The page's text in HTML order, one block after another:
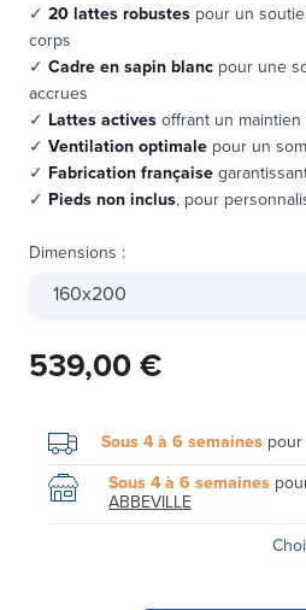
✓ 20 lattes robustes pour un
corps
✓ Cadre en sapin blanc pour une
accrues
✓ Lattes activesoffrant un
✓ Ventilation optimale pour un
✓ Fabrication française
✓ Pieds non inclus, pour
Dimensions :
160x200
539,00 €
Sous 4 à 6 semaines
Sous 4 à 6 semaines
ABBEVILLE